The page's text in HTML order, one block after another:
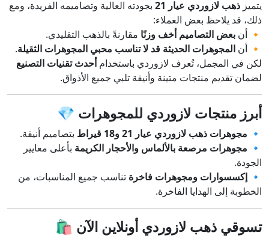
يتميز ذهب لازوردي عيار 21
بجودته العالية وتصاميمه الفريدة، ومع
ذلك، قد يلاحظ بعض العملاء:
🔸 أن بعض التصاميم أخف وزنًا مقارنةً بالذهب التقليدي.
🔸 أن المجوهرات الحديثة قد لا تناسب محبي المجوهرات الثقيلة.
لكن في المجمل، تُعرف لازوردي باستخدامأحدث تقنيات التصنيع
لضمان تقديم منتجات متينة وأنيقة تلبي جميع الأذواق.
أبرز منتجات لازوردي للمجوهرات 💎
🔹 مجوهرات ذهب لازوردي عيار 21 و18 قيراط
بتصاميم أنيقة.
🔹 مجوهرات مرصعة بالألماس والأحجار الكريمة بأعلى معايير
الجودة.
🔹 إكسسوارات ومجوهرات فاخرة تناسب جميع المناسبات، من
الخطوبة إلى الهدايا الفاخرة.
تسوقي ذهب لازوردي أونلاين الآن 🛍️